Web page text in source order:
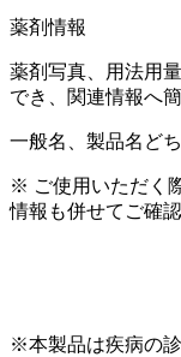
薬剤情報
薬剤写真、用法用
でき、関連情報へ
一般名、製品名ど
※ ご使用いただく
情報も併せてご確認
※本製品は疾病の